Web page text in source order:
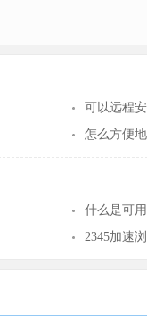
可以远程
怎么方便
什么是可
2345加速